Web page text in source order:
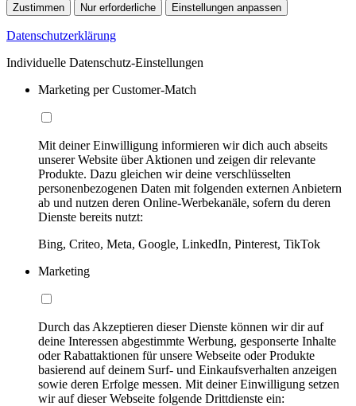
Zustimmen Nur erforderliche Einstellungen anpassen
Datenschutzerklärung
Individuelle Datenschutz-Einstellungen
Marketing per Customer-Match
Mit deiner Einwilligung informieren wir dich auch abseits
unserer Website über Aktionen und zeigen dir relevante
Produkte. Dazu gleichen wir deine verschlüsselten
personenbezogenen Daten mit folgenden externen Anbietern
ab und nutzen deren Online-Werbekanäle, sofern du deren
Dienste bereits nutzt:
Bing, Criteo, Meta, Google, LinkedIn, Pinterest, TikTok
Marketing
Durch das Akzeptieren dieser Dienste können wir dir auf
deine Interessen abgestimmte Werbung, gesponserte Inhalte
oder Rabattaktionen für unsere Webseite oder Produkte
basierend auf deinem Surf- und Einkaufsverhalten anzeigen
sowie deren Erfolge messen. Mit deiner Einwilligung setzen
wir auf dieser Webseite folgende Drittdienste ein: